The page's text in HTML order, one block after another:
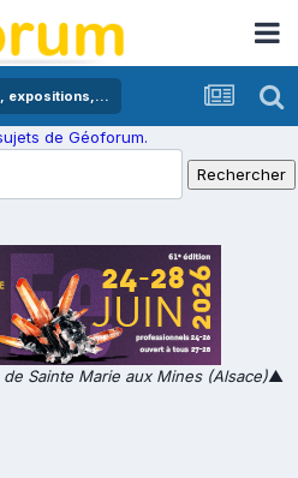
expositions,...
de Géoforum.
Sainte Marie aux Mines (Alsace)▲